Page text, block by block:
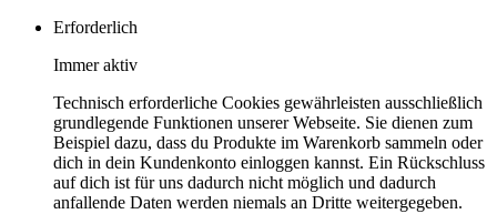
Erforderlich
Immer aktiv
Technisch erforderliche Cookies gewährleisten ausschließlich
grundlegende Funktionen unserer Webseite. Sie dienen zum
Beispiel dazu, dass du Produkte im Warenkorb sammeln oder
dich in dein Kundenkonto einloggen kannst. Ein Rückschluss
auf dich ist für uns dadurch nicht möglich und dadurch
anfallende Daten werden niemals an Dritte weitergegeben.